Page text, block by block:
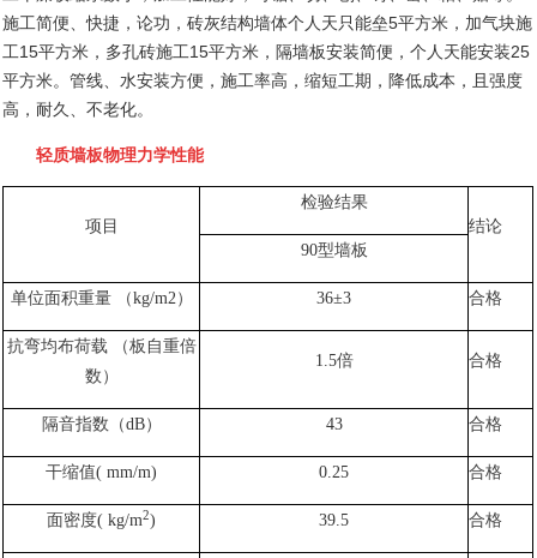
施工简便、快捷，论功，砖灰结构墙体个人天只能垒5平方米，加气块施
工15平方米，多孔砖施工15平方米，隔墙板安装简便，个人天能安装25
平方米。管线、水安装方便，施工率高，缩短工期，降低成本，且强度
高，耐久、不老化。
轻质墙板物理力学性能
项目
检验结果
结论
90型墙板
单位面积重量 （kg/m2） 36±3 合格
抗弯均布荷载
（板自重倍
数）
1.5倍 合格
隔音指数（dB） 43 合格
干缩值( mm/m) 0.25 合格
面密度( kg/m2) 39.5 合格